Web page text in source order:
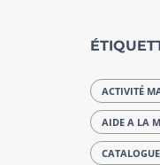
ACTIVITÉ
AIDE A LA